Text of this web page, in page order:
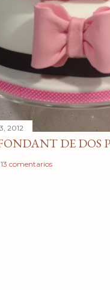
2012
DE DOS
13 comentarios